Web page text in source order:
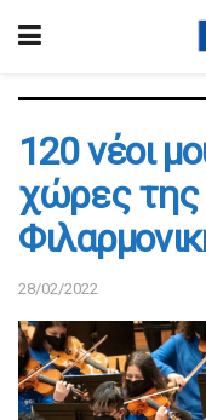
120 νέοι
χώρες της
28/02/2022